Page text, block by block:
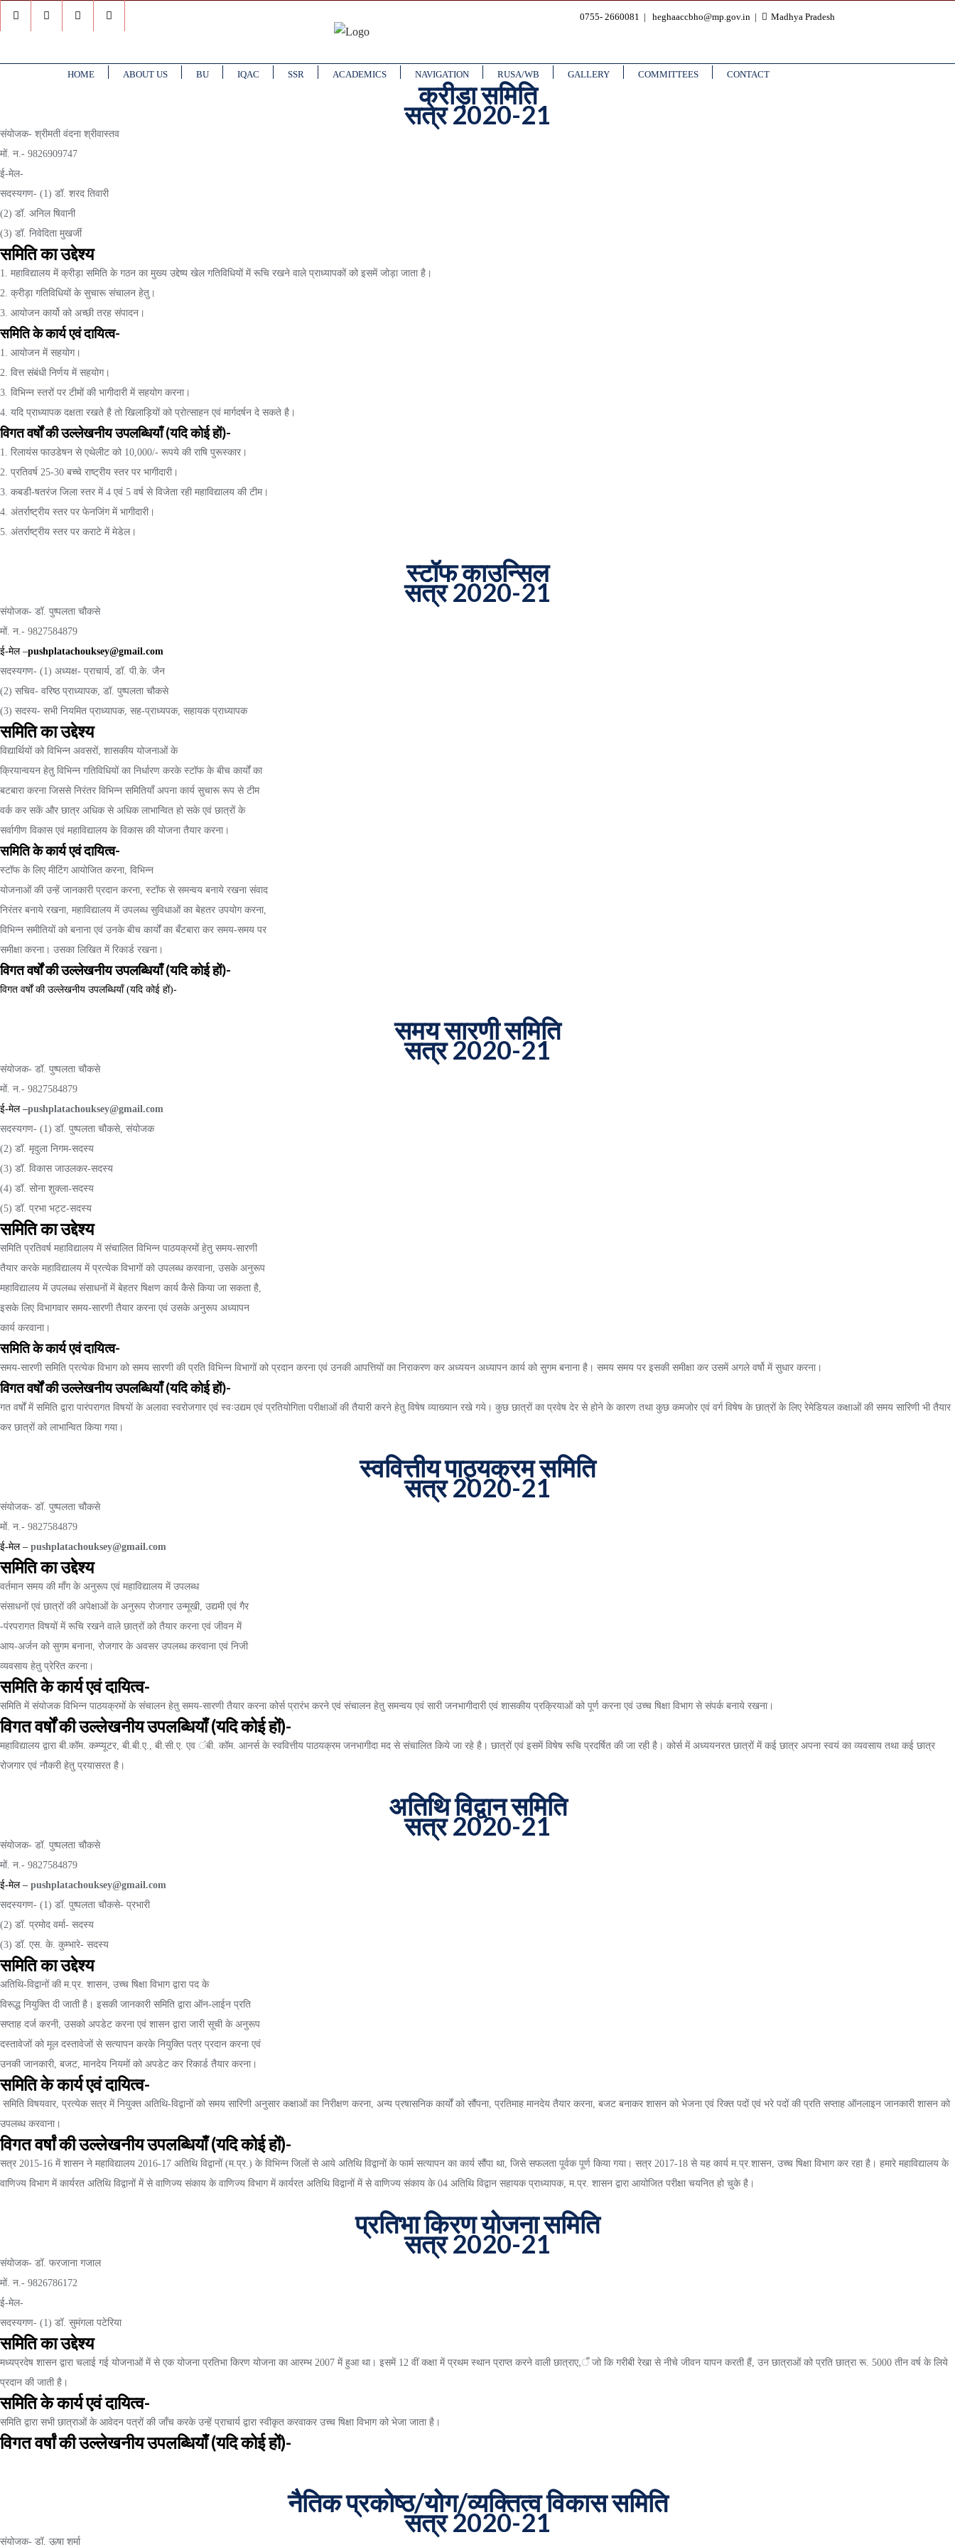
Skip
to
0755- 2660081 heghaaccbho@mp.gov.in Madhya Pradesh
HOME ABOUT US BU IQAC SSR ACADEMICS NAVIGATION RUSA/WB GALLERY COMMITTEES CONTACT
क्रीड़ा समिति
सत्र 2020-21
संयोजक- श्रीमती वंदना श्रीवास्तव
मों. न.- 9826909747
ई-मेल-
सदस्यगण- (1) डॉ. शरद तिवारी
(2) डॉ. अनिल षिवानी
(3) डॉ. निवेदिता मुखर्जी
समिति का उद्देश्य
1. महाविद्यालय में क्रीड़ा समिति के गठन का मुख्य उद्देष्य खेल गतिविधियों में रूचि रखने वाले प्राध्यापकों को इसमें जोड़ा जाता है।
2. क्रीड़ा गतिविधियों के सुचारू संचालन हेतु।
3. आयोजन कार्यो को अच्छी तरह संपादन।
समिति के कार्य एवं दायित्व-
1. आयोजन में सहयोग।
2. वित्त संबंधी निर्णय में सहयोग।
3. विभिन्न स्तरों पर टीमों की भागीदारी में सहयोग करना।
4. यदि प्राध्यापक दक्षता रखते है तो खिलाड़ियों को प्रोत्साहन एवं मार्गदर्षन दे सकते है।
विगत वर्षों की उल्लेखनीय उपलब्धियाँ (यदि कोई हों)-
1. रिलायंस फाउडेषन से एथेलीट को 10,000/- रूपये की राषि पुरूस्कार।
2. प्रतिवर्ष 25-30 बच्चे राष्ट्रीय स्तर पर भागीदारी।
3. कबडी-षतरंज जिला स्तर में 4 एवं 5 वर्ष से विजेता रही महाविद्यालय की टीम।
4. अंतर्राष्ट्रीय स्तर पर फेनजिंग में भागीदारी।
5. अंतर्राष्ट्रीय स्तर पर कराटे में मेडेल।
स्टॉफ काउन्सिल
सत्र 2020-21
संयोजक- डॉ. पुष्पलता चौकसे
मों. न.- 9827584879
ई-मेल –pushplatachouksey@gmail.com
सदस्यगण- (1) अध्यक्ष- प्राचार्य, डॉ. पी.के. जैन
(2) सचिव- वरिष्ठ प्राध्यापक, डॉ. पुष्पलता चौकसे
(3) सदस्य- सभी नियमित प्राध्यापक, सह-प्राध्यपक, सहायक प्राध्यापक
समिति का उद्देश्य
विद्यार्थियों को विभिन्न अवसरों, शासकीय योजनाओं के
क्रियान्वयन हेतु विभिन्न गतिविधियों का निर्धारण करके स्टॉफ के बीच कार्यों का
बटबारा करना जिससे निरंतर विभिन्न समितियाँ अपना कार्य सुचारू रूप से टीम
वर्क कर सकें और छात्र अधिक से अधिक लाभान्वित हो सके एवं छात्रों के
सर्वागीण विकास एवं महाविद्यालय के विकास की योजना तैयार करना।
समिति के कार्य एवं दायित्व-
स्टॉफ के लिए मीटिंग आयोजित करना, विभिन्न
योजनाओं की उन्हें जानकारी प्रदान करना, स्टॉफ से समन्वय बनाये रखना संवाद
निरंतर बनाये रखना, महाविद्यालय में उपलब्ध सुविधाओं का बेहतर उपयोग करना,
विभिन्न समीतियों को बनाना एवं उनके बीच कार्यों का बँटबारा कर समय-समय पर
समीक्षा करना। उसका लिखित में रिकार्ड रखना।
विगत वर्षों की उल्लेखनीय उपलब्धियाँ (यदि कोई हों)-
विगत वर्षों की उल्लेखनीय उपलब्धियाँ (यदि कोई हों)-
समय सारणी समिति
सत्र 2020-21
संयोजक- डॉ. पुष्पलता चौकसे
मों. न.- 9827584879
ई-मेल –pushplatachouksey@gmail.com
सदस्यगण- (1) डॉ. पुष्पलता चौकसे, संयोजक
(2) डॉ. मृदुला निगम-सदस्य
(3) डॉ. विकास जाउलकर-सदस्य
(4) डॉ. सोना शुक्ला-सदस्य
(5) डॉ. प्रभा भट्ट-सदस्य
समिति का उद्देश्य
समिति प्रतिवर्ष महाविद्यालय में संचालित विभिन्न पाठयक्रमों हेतु समय-सारणी
तैयार करके महाविद्यालय में प्रत्येक विभागों को उपलब्ध करवाना, उसके अनुरूप
महाविद्यालय में उपलब्ध संसाधनों में बेहतर षिक्षण कार्य कैसे किया जा सकता है,
इसके लिए विभागवार समय-सारणी तैयार करना एवं उसके अनुरूप अध्यापन
कार्य करवाना।
समिति के कार्य एवं दायित्व-
समय-सारणी समिति प्रत्येक विभाग को समय सारणी की प्रति विभिन्न विभागों को प्रदान करना एवं उनकी आपत्तियों का निराकरण कर अध्ययन अध्यापन कार्य को सुगम बनाना है। समय समय पर इसकी समीक्षा कर उसमें अगले वर्षो में सुधार करना।
विगत वर्षों की उल्लेखनीय उपलब्धियाँ (यदि कोई हों)-
गत वर्षों में समिति द्वारा पारंपरागत विषयों के अलावा स्वरोजगार एवं स्वःउद्यम एवं प्रतियोगिता परीक्षाओं की तैयारी करने हेतु विषेष व्याख्यान रखे गये। कुछ छात्रों का प्रवेष देर से होने के कारण तथा कुछ कमजोर एवं वर्ग विषेष के छात्रों के लिए रेमेडियल कक्षाओं की समय सारिणी भी तैयार
कर छात्रों को लाभान्वित किया गया।
स्ववित्तीय पाठ्यक्रम समिति
सत्र 2020-21
संयोजक- डॉ. पुष्पलता चौकसे
मों. न.- 9827584879
ई-मेल – pushplatachouksey@gmail.com
समिति का उद्देश्य
वर्तमान समय की माँग के अनुरूप एवं महाविद्यालय में उपलब्ध
संसाधनों एवं छात्रों की अपेक्षाओं के अनुरूप रोजगार उन्मूखी, उद्यमी एवं गैर
-पंरपरागत विषयों में रूचि रखने वाले छात्रों को तैयार करना एवं जीवन में
आय-अर्जन को सुगम बनाना, रोजगार के अवसर उपलब्ध करवाना एवं निजी
व्यवसाय हेतु प्रेरित करना।
समिति के कार्य एवं दायित्व-
समिति में संयोजक विभिन्न पाठयक्रमों के संचालन हेतु समय-सारणी तैयार करना कोर्स प्रारंभ करने एवं संचालन हेतु समन्वय एवं सारी जनभागीदारी एवं शासकीय प्रक्रियाओं को पूर्ण करना एवं उच्च षिक्षा विभाग से संपर्क बनाये रखना।
विगत वर्षों की उल्लेखनीय उपलब्धियाँ (यदि कोई हों)-
महाविद्यालय द्वारा बी.कॉम. कम्प्यूटर, बी.बी.ए., बी.सी.ए. एव ंबी. कॉम. आनर्स के स्ववित्तीय पाठयक्रम जनभागीदा मद से संचालित किये जा रहे है। छात्रों एवं इसमें विषेष रूचि प्रदर्षित की जा रही है। कोर्स में अध्ययनरत छात्रों में कई छात्र अपना स्वयं का व्यवसाय तथा कई छात्र
रोजगार एवं नौकरी हेतु प्रयासरत है।
अतिथि विद्वान समिति
सत्र 2020-21
संयोजक- डॉ. पुष्पलता चौकसे
मों. न.- 9827584879
ई-मेल – pushplatachouksey@gmail.com
सदस्यगण- (1) डॉ. पुष्पलता चौकसे- प्रभारी
(2) डॉ. प्रमोद वर्मा- सदस्य
(3) डॉ. एस. के. कुम्भारे- सदस्य
समिति का उद्देश्य
अतिथि-विद्वानों की म.प्र. शासन, उच्च षिक्षा विभाग द्वारा पद के
विरूद्ध नियुक्ति दी जाती है। इसकी जानकारी समिति द्वारा ऑन-लाईन प्रति
सप्ताह दर्ज करनी, उसको अपडेट करना एवं शासन द्वारा जारी सूची के अनुरूप
दस्तावेजों को मूल दस्तावेजों से सत्यापन करके नियुक्ति पत्र प्रदान करना एवं
उनकी जानकारी, बजट, मानदेय नियमों को अपडेट कर रिकार्ड तैयार करना।
समिति के कार्य एवं दायित्व-
समिति विषयवार, प्रत्येक सत्र में नियुक्त अतिथि-विद्वानों को समय सारिणी अनुसार कक्षाओं का निरीक्षण करना, अन्य प्रषासनिक कार्यों को सौंपना, प्रतिमाह मानदेय तैयार करना, बजट बनाकर शासन को भेजना एवं रिक्त पदों एवं भरे पदों की प्रति सप्ताह ऑनलाइन जानकारी शासन को
उपलब्ध करवाना।
विगत वर्षां की उल्लेखनीय उपलब्धियाँ (यदि कोई हों)-
सत्र 2015-16 में शासन ने महाविद्यालय 2016-17 अतिथि विद्वानों (म.प्र.) के विभिन्न जिलों से आये अतिथि विद्वानों के फार्म सत्यापन का कार्य सौंपा था, जिसे सफलता पूर्वक पूर्ण किया गया। सत्र 2017-18 से यह कार्य म.प्र.शासन, उच्च षिक्षा विभाग कर रहा है। हमारे महाविद्यालय के
वाणिज्य विभाग में कार्यरत अतिथि विद्वानों में से वाणिज्य संकाय के वाणिज्य विभाग में कार्यरत अतिथि विद्वानों में से वाणिज्य संकाय के 04 अतिथि विद्वान सहायक प्राध्यापक, म.प्र. शासन द्वारा आयोजित परीक्षा चयनित हो चुके है।
प्रतिभा किरण योजना समिति
सत्र 2020-21
संयोजक- डॉ. फरजाना गजाल
मों. न.- 9826786172
ई-मेल-
सदस्यगण- (1) डॉ. सुमंगला पटेरिया
समिति का उद्देश्य
मध्यप्रदेष शासन द्वारा चलाई गई योजनाओं में से एक योजना प्रतिभा किरण योजना का आरम्भ 2007 में हुआ था। इसमें 12 वीं कक्षा में प्रथम स्थान प्राप्त करने वाली छात्राए,ँ जो कि गरीबी रेखा से नीचे जीवन यापन करती हैं, उन छात्राओं को प्रति छात्रा रू. 5000 तीन वर्ष के लिये
प्रदान की जाती है।
समिति के कार्य एवं दायित्व-
समिति द्वारा सभी छात्राओं के आवेदन पत्रों की जाँच करके उन्हें प्राचार्य द्वारा स्वीकृत करवाकर उच्च षिक्षा विभाग को भेजा जाता है।
विगत वर्षां की उल्लेखनीय उपलब्धियाँ (यदि कोई हों)-
नैतिक प्रकोष्ठ/योग/व्यक्तित्व विकास समिति
सत्र 2020-21
संयोजक- डॉ. ऊषा शर्मा